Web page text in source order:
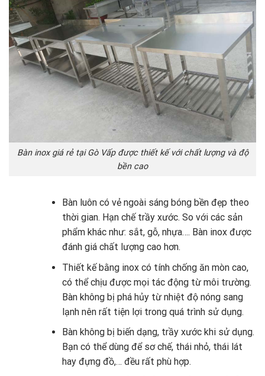
Bàn inox giá rẻ tại Gò Vấp được thiết kế với chất lượng và độ
bền cao
Bàn luôn có vẻ ngoài sáng bóng bền đẹp theo
thời gian. Hạn chế trầy xước. So với các sản
phẩm khác như: sắt, gỗ, nhựa…. Bàn inox được
đánh giá chất lượng cao hơn.
Thiết kế bằng inox có tính chống ăn mòn cao,
có thể chịu được mọi tác động từ môi trường.
Bàn không bị phá hủy từ nhiệt độ nóng sang
lạnh nên rất tiện lợi trong quá trình sử dụng.
Bàn không bị biến dạng, trầy xước khi sử dụng.
Bạn có thể dùng để sơ chế, thái nhỏ, thái lát
hay đựng đồ,… đều rất phù hợp.